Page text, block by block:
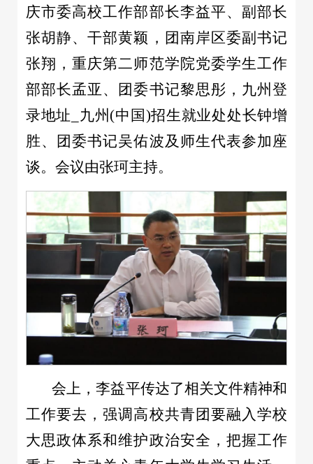
庆市委高校工作部部长李益平、副部长
张胡静、干部黄颖，团南岸区委副书记
张翔，重庆第二师范学院党委学生工作
部部长孟亚、团委书记黎思彤，九州登
录地址_九州(中国)招生就业处处长钟增
胜、团委书记吴佑波及师生代表参加座
谈。会议由张珂主持。
会上，李益平传达了相关文件精神和
工作要去，强调高校共青团要融入学校
大思政体系和维护政治安全，把握工作